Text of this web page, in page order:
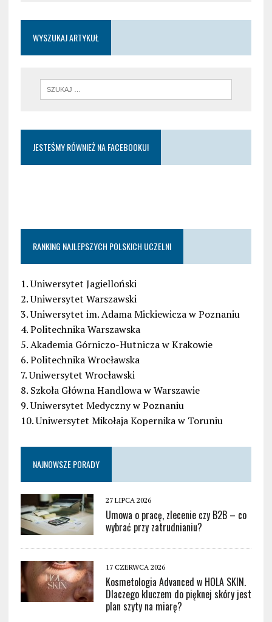
WYSZUKAJ ARTYKUŁ
JESTEŚMY RÓWNIEŻ NA FACEBOOKU!
RANKING NAJLEPSZYCH POLSKICH UCZELNI
1. Uniwersytet Jagielloński
2. Uniwersytet Warszawski
3. Uniwersytet im. Adama Mickiewicza w Poznaniu
4. Politechnika Warszawska
5. Akademia Górniczo-Hutnicza w Krakowie
6. Politechnika Wrocławska
7. Uniwersytet Wrocławski
8. Szkoła Główna Handlowa w Warszawie
9. Uniwersytet Medyczny w Poznaniu
10. Uniwersytet Mikołaja Kopernika w Toruniu
NAJNOWSZE PORADY
27 LIPCA 2026
Umowa o pracę, zlecenie czy B2B – co
wybrać przy zatrudnianiu?
17 CZERWCA 2026
Kosmetologia Advanced w HOLA SKIN.
Dlaczego kluczem do pięknej skóry jest
plan szyty na miarę?